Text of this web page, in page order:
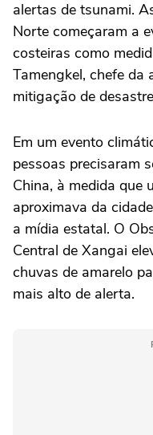
alertas de tsunami.
Norte começaram a
costeiras como
Tamengkel, chefe da
mitigação de
Em um evento
pessoas precisaram
China, à medida que
aproximava da
a mídia estatal. O
Central de Xangai
chuvas de amarelo
mais alto de alerta.